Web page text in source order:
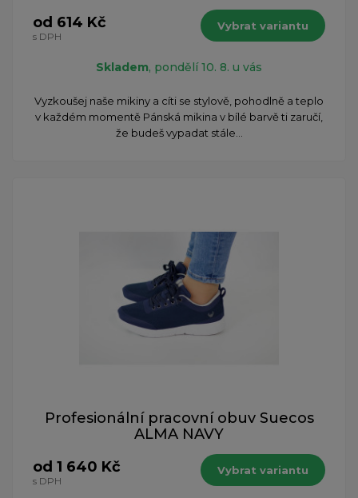
od 614 Kč
s DPH
Vybrat variantu
Skladem, pondělí 10. 8. u vás
Vyzkoušej naše mikiny a cíti se stylově, pohodlně a teplo
v každém momentě Pánská mikina v bílé barvě ti zaručí,
že budeš vypadat stále...
Profesionální pracovní obuv Suecos
ALMA NAVY
od 1 640 Kč
s DPH
Vybrat variantu